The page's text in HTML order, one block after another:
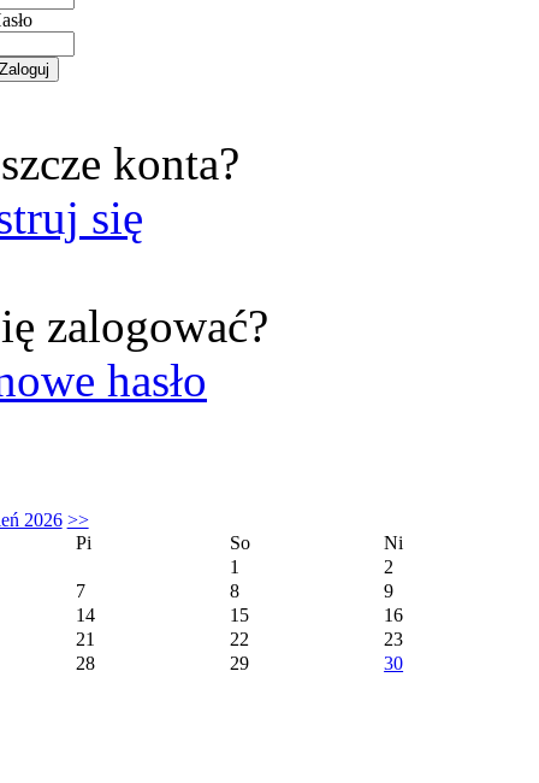
konta?
się
zalogować?
hasło
2026 >>
Pi
So
Ni
1
2
7
8
9
14
15
16
21
22
23
28
29 30